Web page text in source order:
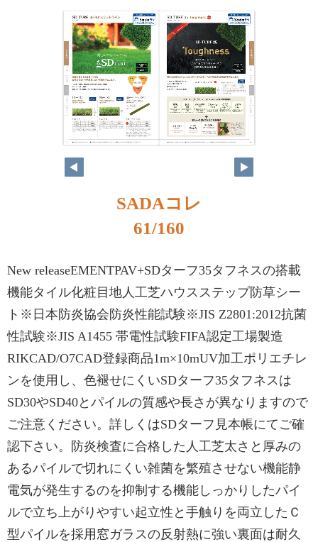
SADAコレ
61/160
New releaseEMENTPAV+SDターフ35タフネスの搭載
機能タイル化粧目地人工芝ハウスステップ防草シー
ト※日本防炎協会防炎性能試験※JIS Z2801:2012抗菌
性試験※JIS A1455 帯電性試験FIFA認定工場製造
RIKCAD/O7CAD登録商品1m×10mUV加工ポリエチレ
ンを使用し、色褪せにくいSDターフ35タフネスは
SD30やSD40とパイルの質感や長さが異なりますので
ご注意ください。詳しくはSDターフ見本帳にてご確
認下さい。防炎検査に合格した人工芝太さと厚みの
あるパイルで切れにくい雑菌を繁殖させない機能静
電気が発生するのを抑制する機能しっかりしたパイ
ルで立ち上がりやすい起立性と手触りを両立したＣ
型パイルを採用窓ガラスの反射熱に強い裏面は耐久